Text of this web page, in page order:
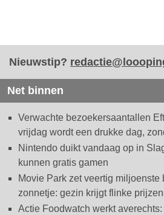
Nieuwstip?
Net binnen
Verwachte bezoekersaantallen
vrijdag wordt een drukke dag,
Nintendo duikt vandaag op in
kunnen gratis gamen
Movie Park zet veertig miljoenste
zonnetje: gezin krijgt flinke
Actie Foodwatch werkt